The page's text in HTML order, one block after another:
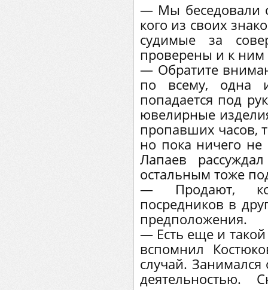
— Мы беседовали
кого из своих
судимые за
проверены и к
— Обратите
по всему, одна
попадается под
ювелирные
пропавших часов,
но пока ничего
Лапаев
остальным тоже
— Продают,
посредников в
предположения.
— Есть еще и
вспомнил
случай. Занимался
деятельностью.